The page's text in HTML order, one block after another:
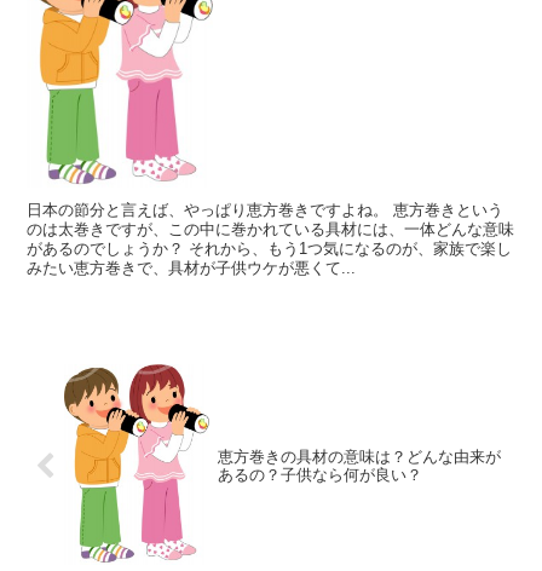
日本の節分と言えば、やっぱり恵方巻きですよね。 恵方巻きという
のは太巻きですが、この中に巻かれている具材には、一体どんな意味
があるのでしょうか？ それから、もう1つ気になるのが、家族で楽し
みたい恵方巻きで、具材が子供ウケが悪くて...
恵方巻きの具材の意味は？どんな由来が
あるの？子供なら何が良い？